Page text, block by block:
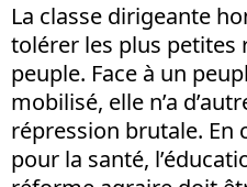
La classe dirigeante
tolérer les plus petites
peuple. Face à un
mobilisé, elle n’a
répression brutale. En
pour la santé,